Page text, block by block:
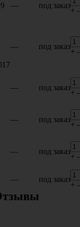
— под заказ
+ -
— под заказ
+ -
— под заказ
+ -
— под заказ
+ -
— под заказ
+ -
— под заказ
+ -